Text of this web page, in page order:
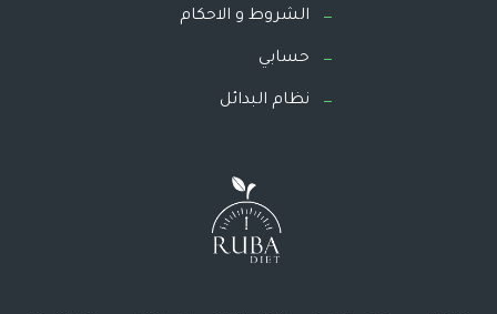
الشروط و الاحكام
حسابي
نظام البدائل